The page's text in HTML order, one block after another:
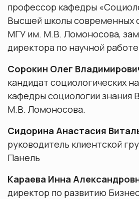
профессор кафедры
Высшей школы современных
МГУ им. М.В. Ломоносова,
директора по научной
Сорокин Олег
кандидат социологических
кафедры социологии
М.В. Ломоносова.
Сидорина Анастасия
руководитель клиентской
Панель
Караева Инна
директор по развитию